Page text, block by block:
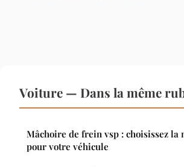
Voiture — Dans la même
Mâchoire de frein vsp : choisissez la
pour votre véhicule